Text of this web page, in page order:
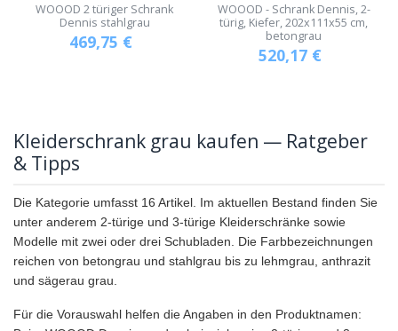
WOOOD 2 türiger Schrank
Dennis stahlgrau
469,75 €
WOOOD - Schrank Dennis, 2-
türig, Kiefer, 202x111x55 cm,
betongrau
520,17 €
Kleiderschrank grau kaufen — Ratgeber
& Tipps
Die Kategorie umfasst 16 Artikel. Im aktuellen Bestand finden Sie
unter anderem 2-türige und 3-türige Kleiderschränke sowie
Modelle mit zwei oder drei Schubladen. Die Farbbezeichnungen
reichen von betongrau und stahlgrau bis zu lehmgrau, anthrazit
und sägerau grau.
Für die Vorauswahl helfen die Angaben in den Produktnamen: